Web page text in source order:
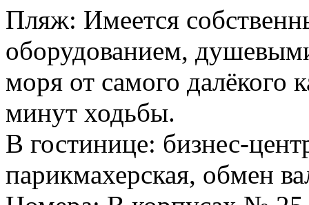
Пляж: Имеется
оборудованием,
моря от самого далёкого
минут ходьбы.
В гостинице: бизнес-
парикмахерская, обмен